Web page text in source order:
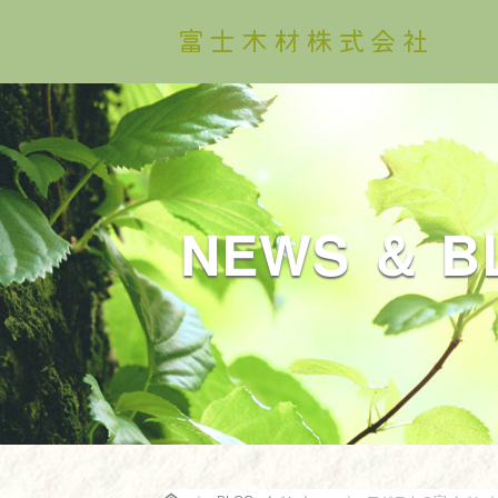
NEWS ＆